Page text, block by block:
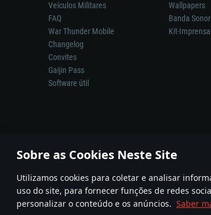
Sobre as Cookies Neste Site
Utilizamos cookies para coletar e analisar
uso do site, para fornecer funções de redes
personalizar o conteúdo e os anúncios. Saber
Veículos Militares
FAQ
War Thunder Mobile
Changelog
Convites
Gaijin Pass
Software útil
Wallpapers
Banda
Kit-Imprensa
A reprodução de qualquer sistema de armas ou
© 2011—2026 Gaijin Games Kft. All trademarks,
Termos e condições